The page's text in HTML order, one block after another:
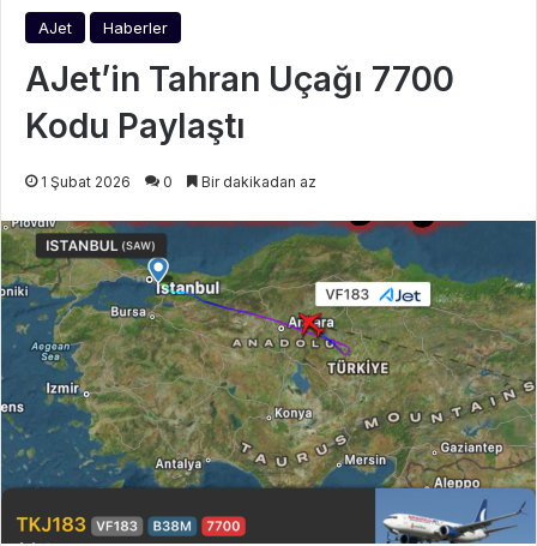
AJet Haberler
AJet’in Tahran Uçağı 7700
Kodu Paylaştı
1 Şubat 2026 0 Bir dakikadan az